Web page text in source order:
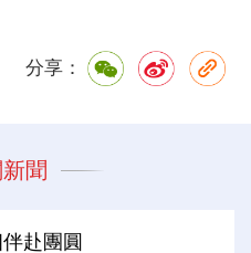
分享：
聞
赴團圓